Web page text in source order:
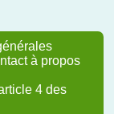
à propos
4 des